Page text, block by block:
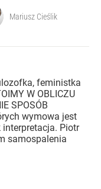
Mariusz Cieślik
feministka
W OBLICZU
SPOSÓB
wymowa jest
Piotr
samospalenia